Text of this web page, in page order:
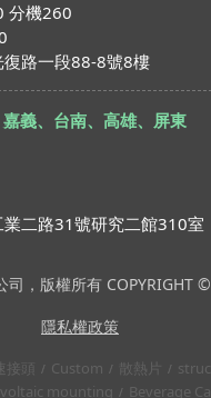
分機260
路一段88-8號8樓
義、台南、高雄、屏東
二路31號研究二館310室
司，版權所有 COPYRIGHT
隱私權政策
接頭 Custom 散熱片
mounting Beverage